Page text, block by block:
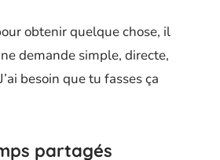
obtenir quelque chose, il
demande simple, directe,
besoin que tu fasses ça
partagés